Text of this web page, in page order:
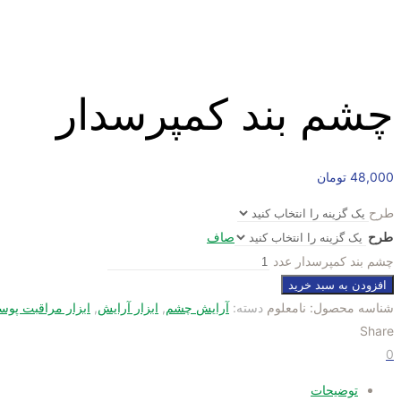
چشم بند کمپرسدار
48,000 تومان
طرح
طرح
صاف
چشم بند کمپرسدار عدد
افزودن به سبد خرید
شناسه محصول: نامعلوم دسته: آرایش چشم, ابزار آرایش, ابزار مراقبت
Share
0
توضیحات